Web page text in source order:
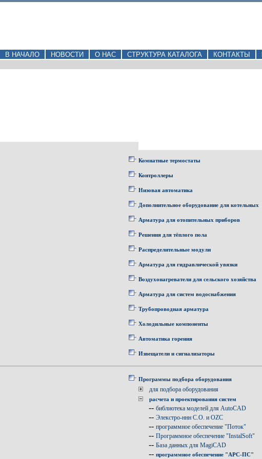
В НАЧАЛО НОВОСТИ О НАС СТРУКТУРА КАТАЛОГА КОНТАКТЫ
Комнатные термостаты
Контроллеры
Низовая автоматика
Дополнительное оборудование для котельных
Арматура для отопительных приборов
Решения для тёплого пола
Распределительные модули
Арматура для гидравлической увязки
Воздухонагреватели для сельского хозяйства
Арматура для систем водоснабжения
Трубопроводная арматура
Холодильные компоненты
Автоматика горения
Извещатели и сигнализаторы
Программы подбора оборудования
для подбора оборудования
расчета и проектирования систем
-- библиотека моделей для AutoCAD
-- Элекстро-ннн C.O. и OZC
-- программное обеспечение "Поток"
-- Программное обеспечение "InstalSoft"
-- База данных для MagiCAD
-- программное обеспечение "АРС-ПС"